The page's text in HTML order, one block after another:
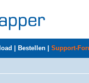
Bestellen Support-